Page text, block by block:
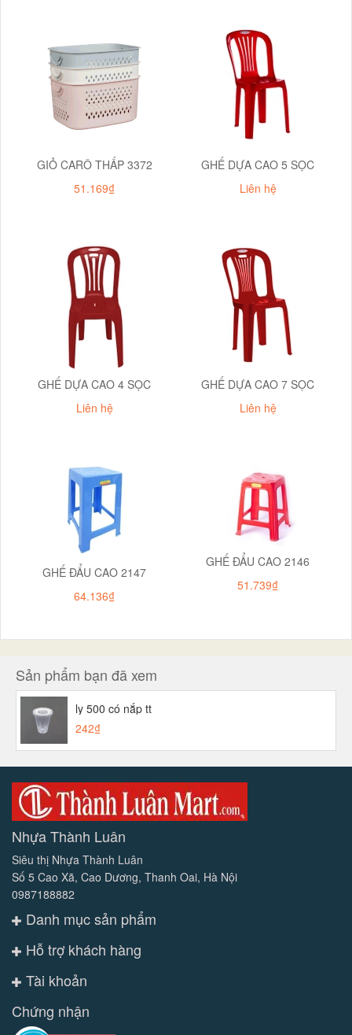
GIỎ CARÔ THẤP 3372
51.169₫
GHẾ DỰA CAO 5 SỌC
Liên hệ
GHẾ DỰA CAO 4 SỌC
Liên hệ
GHẾ DỰA CAO 7 SỌC
Liên hệ
GHẾ ĐẨU CAO 2147
64.136₫
GHẾ ĐẨU CAO 2146
51.739₫
Sản phẩm bạn đã xem
ly 500 có nắp tt
242₫
Nhựa Thành Luân
Siêu thị Nhựa Thành Luân
Số 5 Cao Xã, Cao Dương, Thanh Oai, Hà Nội
0987188882
Danh mục sản phẩm
Hỗ trợ khách hàng
Tài khoản
Chứng nhận